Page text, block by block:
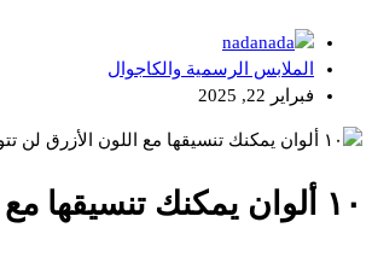
nada
الملابس الرسمية والكاجوال
فبراير 22, 2025
١٠ ألوان يمكنك تنسيقها مع اللون الأزرق لن تتوقعيها